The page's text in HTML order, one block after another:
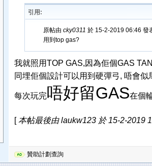
引用:
原帖由cky0311 於 15-2-2019 06:46 發
用到top gas?
我就照用TOP GAS,因為佢個GAS
同埋佢個設計可以用到硬彈弓, 唔會
每次玩完唔好留GAS在個
[本帖最後由 laukw123 於 15-2-2019
贊助計劃查詢